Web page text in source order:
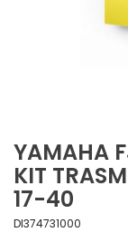
YAMAHA
KIT
17-40
DI374731000